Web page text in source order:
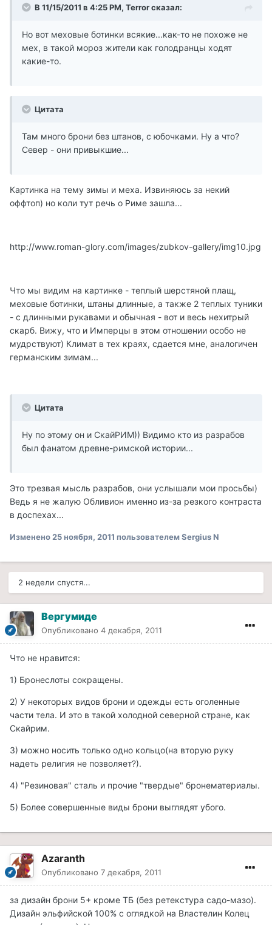
В 11/15/2011 в 4:25 PM, Terror сказал:
Но вот меховые ботинки всякие...как-то не похоже не
мех, в такой мороз жители как голодранцы ходят
какие-то.
Цитата
Там много брони без штанов, с юбочками. Ну а что?
Север - они привыкшие...
Картинка на тему зимы и меха. Извиняюсь за некий
оффтоп) но коли тут речь о Риме зашла...
http://www.roman-glory.com/images/zubkov-gallery/img10.jpg
Что мы видим на картинке - теплый шерстяной плащ,
меховые ботинки, штаны длинные, а также 2 теплых туники
- с длинными рукавами и обычная - вот и весь нехитрый
скарб. Вижу, что и Имперцы в этом отношении особо не
мудрствуют) Климат в тех краях, сдается мне, аналогичен
германским зимам...
Цитата
Ну по этому он и СкайРИМ)) Видимо кто из разрабов
был фанатом древне-римской истории...
Это трезвая мысль разрабов, они услышали мои просьбы)
Ведь я не жалую Обливион именно из-за резкого контраста
в доспехах...
Изменено 25 ноября, 2011 пользователем Sergius N
2 недели спустя...
Вергумиде
Опубликовано 4 декабря, 2011
Что не нравится:
1) Бронеслоты сокращены.
2) У некоторых видов брони и одежды есть оголенные
части тела. И это в такой холодной северной стране, как
Скайрим.
3) можно носить только одно кольцо(на вторую руку
надеть религия не позволяет?).
4) "Резиновая" сталь и прочие "твердые" бронематериалы.
5) Более совершенные виды брони выглядят убого.
Azaranth
Опубликовано 7 декабря, 2011
за дизайн брони 5+ кроме ТБ (без ретекстура садо-мазо).
Дизайн эльфийской 100% с оглядкой на Властелин Колец